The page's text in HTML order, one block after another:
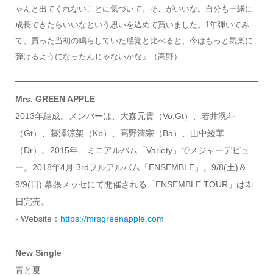
ゃんと出てくれないことに気づいて。そこがいいな。自分も一緒に
成長できたらいいなという思いを込めて買いました。1年弾いてみ
て、買った当初の鳴らしていた感覚と比べると、今はもっと気楽に
弾けるようになったんじゃないかな」（高野）
Mrs. GREEN APPLE
2013年結成。メンバーは、大森元貴（Vo,Gt）、若井滉斗
（Gt）、藤澤涼架（Kb）、髙野清宗（Ba）、山中綾華
（Dr）。2015年、ミニアルバム「Variety」でメジャーデビュ
ー。2018年4月 3rdフルアルバム「ENSEMBLE」。9/8(土)＆
9/9(日) 幕張メッセにて開催される「ENSEMBLE TOUR」は即
日完売。
› Website： https://mrsgreenapple.com
New Single
青と夏